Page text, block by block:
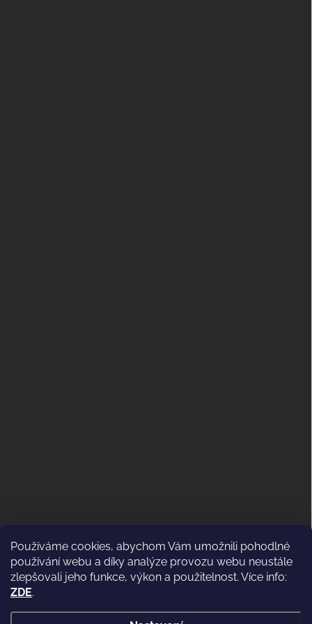
Používáme cookies, abychom Vám umožnili pohodlné
používání webu a díky analýze provozu webu neustále
zlepšovali jeho funkce, výkon a použitelnost. Více info:
ZDE.
ODSTOUPENÍ OD KUPNÍ SMLOUVY
(VRÁCENÍ)